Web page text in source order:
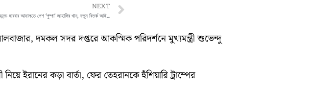
NEXT
দমকল সদর দপ্তরে আকস্মিক পরিদর্শনে মুখ্যমন্ত্রী শুভেন্দু
ইরানের কড়া বার্তা, ফের তেহরানকে হুঁশিয়ারি ট্রাম্পের